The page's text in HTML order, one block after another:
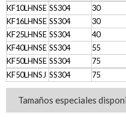
KF10LHNSE SS304 30
KF16LHNSE SS304 30
KF25LHNSE SS304 40
KF40LHNSE SS304 55
KF50LHNSE SS304 75
KF50LHNSJ SS304 75
Tamaños especiales